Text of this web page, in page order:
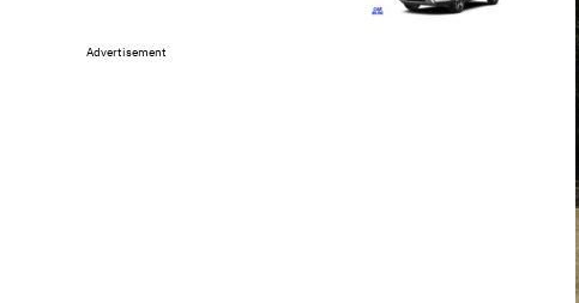
Advertisement